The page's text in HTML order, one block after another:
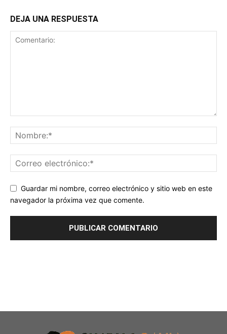
DEJA UNA RESPUESTA
Guardar mi nombre, correo electrónico y sitio web en este
navegador la próxima vez que comente.